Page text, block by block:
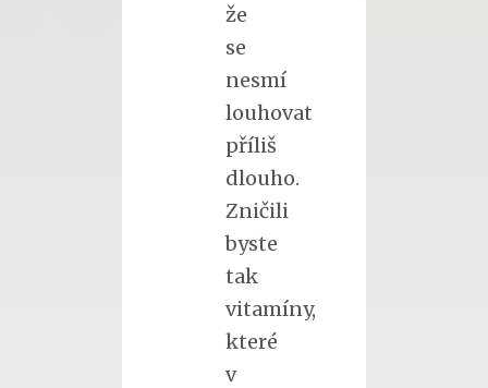
že
se
nesmí
louhovat
příliš
dlouho.
Zničili
byste
tak
vitamíny,
které
v